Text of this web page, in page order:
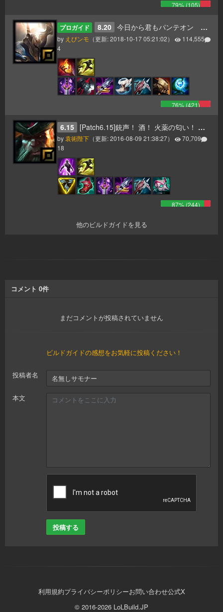
79% (105)
プロガイド 8.20 今日から君もパンテオン 更新8.20
by えびンモ （更新:2018-10-17 05:21:02）
114,555
4
76% (421)
6.15 [Patch6.15]銃声！ 酒！ 火薬の匂い！ そして一斉砲撃のお知らせだ！ ヤーハハーハー！
by 袁術陛下 （更新:2016-08-09 21:38:27）
70,709
18
87% (244)
他のビルドガイドを見る
コメント 0件
まだコメントが投稿されていません
ビルドガイドの感想をお気軽に投稿ください！
投稿者名
本文
投稿する
利用規約プライバシーポリシーお問い合わせ公式X
© 2016-2026 LoLBuild.JP